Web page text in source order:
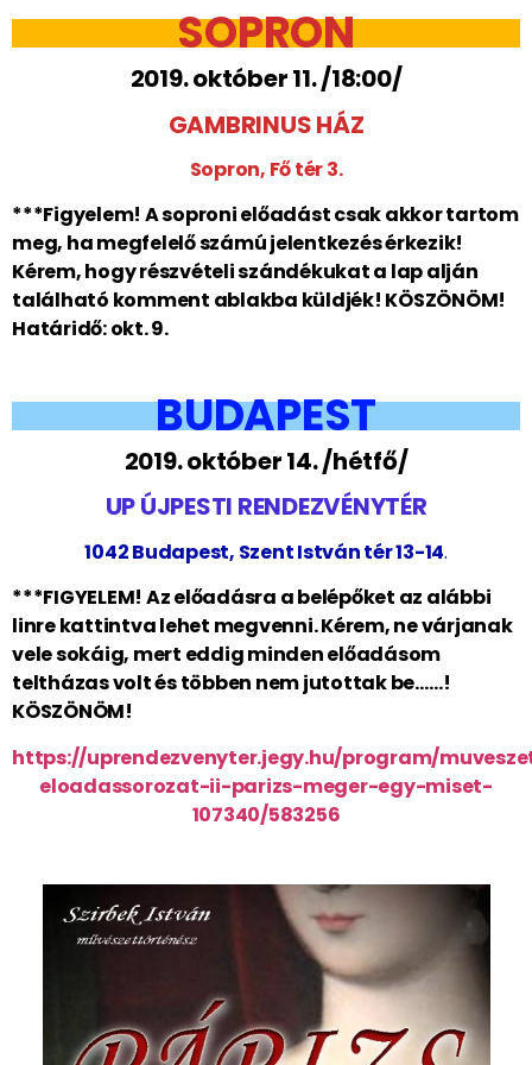
SOPRON
2019. október 11. /18:00/
GAMBRINUS HÁZ
Sopron, Fő tér 3.
***Figyelem! A soproni előadást csak akkor tartom
meg, ha megfelelő számú jelentkezés érkezik!
Kérem, hogy részvételi szándékukat a lap alján
található komment ablakba küldjék! KÖSZÖNÖM!
Határidő: okt. 9.
BUDAPEST
2019. október 14. /hétfő/
UP ÚJPESTI RENDEZVÉNYTÉR
1042 Budapest, Szent István tér 13-14.
***FIGYELEM! Az előadásra a belépőket az alábbi
linre kattintva lehet megvenni. Kérem, ne várjanak
vele sokáig, mert eddig minden előadásom
teltházas volt és többen nem jutottak be……!
KÖSZÖNÖM!
https://uprendezvenyter.jegy.hu/program/
eloadassorozat-ii-parizs-meger-egy-miset-
107340/583256